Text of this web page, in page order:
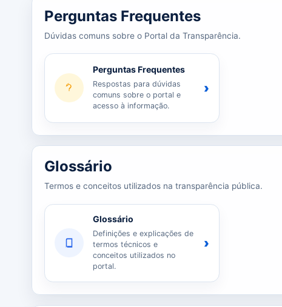
Perguntas Frequentes
Dúvidas comuns sobre o Portal da Transparência.
Perguntas Frequentes
Respostas para dúvidas
comuns sobre o portal e
acesso à informação.
›
Glossário
Termos e conceitos utilizados na transparência pública.
Glossário
Definições e explicações de
termos técnicos e
conceitos utilizados no
portal.
›